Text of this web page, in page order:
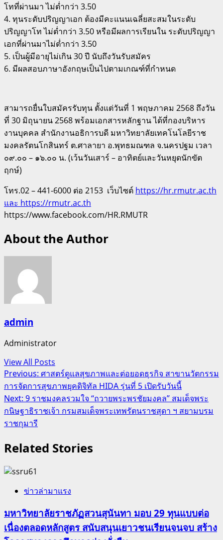
โทที่ผ่านมา ไม่ต่ำกว่า 3.50
4. ทุนระดับปริญญาเอก ต้องมีคะแนนเฉลี่ยสะสมในระดับ
ปริญญาโท ไม่ต่ำกว่า 3.50 หรือมีผลการเรียนใน ระดับปริญญา
เอกที่ผ่านมาไม่ต่ำกว่า 3.50
5. เป็นผู้มีอายุไม่เกิน 30 ปี นับถึงวันรับสมัคร
6. มีผลสอบภาษาอังกฤษเป็นไปตามเกณฑ์ที่กำหนด
สามารถยื่นใบสมัครรับทุน ตั้งแต่วันที่ 1 พฤษภาคม 2568 ถึงวัน
ที่ 30 มิถุนายน 2568 พร้อมเอกสารหลักฐาน ได้ที่กองบริหาร
งานบุคคล สำนักงานอธิการบดี มหาวิทยาลัยเทคโนโลยีราช
มงคลรัตนโกสินทร์ ต.ศาลายา อ.พุทธมณฑล จ.นครปฐม เวลา
๐๙.๐๐ – ๑๖.๐๐ น. (เว้นวันเสาร์ – อาทิตย์และวันหยุดนักขัต
ฤกษ์)
โทร.02 – 441-6000 ต่อ 2153 เว็บไซต์ https://hr.rmutr.ac.th
และ https://rmutr.ac.th
https://www.facebook.com/HR.RMUTR
About the Author
admin
Administrator
View All Posts
Post
navigation
Previous: ศาสตร์ดูแลสุขภาพและต่อยอดธุรกิจ สาขานวัตกรรม
การจัดการสุขภาพยุคดิจิทัล HIDA รุ่นที่ 5 เปิดรับวันนี้
Next: 9 ราชมงคลรวมใจ “ถวายพระพรชัยมงคล” สมเด็จพระ
กนิษฐาธิราชเจ้า กรมสมเด็จพระเทพรัตนราชสุดา ฯ สยามบรม
ราชกุมารี
Related Stories
ข่าวล่ามาแรง
มหาวิทยาลัยราชภัฏสวนสุนันทา มอบ 29 ทุนแบบต่อ
เนื่องตลอดหลักสูตร สนับสนุนเยาวชนเรียนจนจบ สร้าง